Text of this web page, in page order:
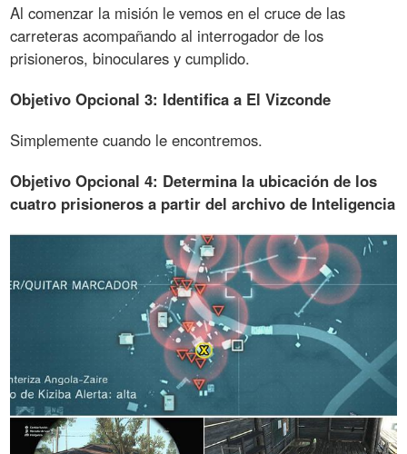
Al comenzar la misión le vemos en el cruce de las
carreteras acompañando al interrogador de los
prisioneros, binoculares y cumplido.
Objetivo Opcional 3: Identifica a El Vizconde
Simplemente cuando le encontremos.
Objetivo Opcional 4: Determina la ubicación de los
cuatro prisioneros a partir del archivo de Inteligencia